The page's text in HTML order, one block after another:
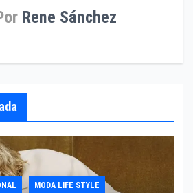
Rene Sánchez
MODA LIFE STYLE